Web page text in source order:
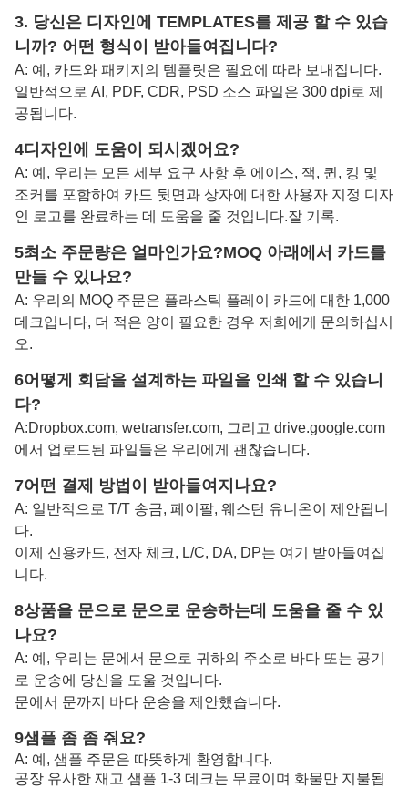
3. 당신은 디자인에 TEMPLATES를 제공 할 수 있습
니까? 어떤 형식이 받아들여집니다?
A: 예, 카드와 패키지의 템플릿은 필요에 따라 보내집니다.
일반적으로 AI, PDF, CDR, PSD 소스 파일은 300 dpi로 제
공됩니다.
4디자인에 도움이 되시겠어요?
A: 예, 우리는 모든 세부 요구 사항 후 에이스, 잭, 퀸, 킹 및
조커를 포함하여 카드 뒷면과 상자에 대한 사용자 지정 디자
인 로고를 완료하는 데 도움을 줄 것입니다.잘 기록.
5최소 주문량은 얼마인가요?MOQ 아래에서 카드를
만들 수 있나요?
A: 우리의 MOQ 주문은 플라스틱 플레이 카드에 대한 1,000
데크입니다, 더 적은 양이 필요한 경우 저희에게 문의하십시
오.
6어떻게 회담을 설계하는 파일을 인쇄 할 수 있습니
다?
A:Dropbox.com, wetransfer.com, 그리고 drive.google.com
에서 업로드된 파일들은 우리에게 괜찮습니다.
7어떤 결제 방법이 받아들여지나요?
A: 일반적으로 T/T 송금, 페이팔, 웨스턴 유니온이 제안됩니
다.
이제 신용카드, 전자 체크, L/C, DA, DP는 여기 받아들여집
니다.
8상품을 문으로 문으로 운송하는데 도움을 줄 수 있
나요?
A: 예, 우리는 문에서 문으로 귀하의 주소로 바다 또는 공기
로 운송에 당신을 도울 것입니다.
문에서 문까지 바다 운송을 제안했습니다.
9샘플 좀 좀 줘요?
A: 예, 샘플 주문은 따뜻하게 환영합니다.
공장 유사한 재고 샘플 1-3 데크는 무료이며 화물만 지불됩